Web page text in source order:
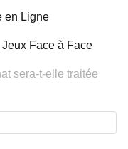
en Ligne
Face à Face
sera-t-elle traitée